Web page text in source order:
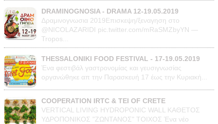
DRAMINOGNOSIA - DRAMA 12-19.05.2019
Δραμινογνωσια 2019Επισκεψη/ξεναγηση στο
@NICOLAZARIDI pic.twitter.com/mRaSMZbyYN —
Tropos...
THESSALONIKI FOOD FESTIVAL - 17-19.05.2019
Ένα φεστιβάλ γαστρονομίας και γευσιγνωσίας
οργανώθηκε απ την Παρασκευή 17 έως την Κυριακή...
COOPERATION IRTC & TEI OF CRETE
VERTICAL LIVING HYDROPONIC WALL ΚΑΘΕΤΟΣ
ΥΔΡΟΠΟΝΙΚΟΣ "ΖΩΝΤΑΝΟΣ" ΤΟΙΧΟΣ Ένα νέο